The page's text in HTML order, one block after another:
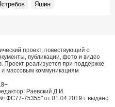
Яшин
проект, повествующий о
публикации, фото и видео
Проект реализуется при поддержке
и массовым коммуникациям
Раевский Д.И.
75355" от 01.04.2019 г. выдано